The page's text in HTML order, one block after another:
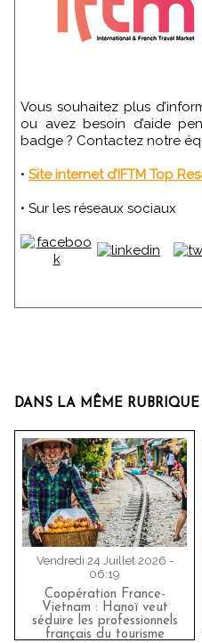
Vous souhaitez plus d’informations pour visiter le salon
ou avez besoin d’aide
badge ? Contactez notre
• Site internet d’IFTM Top
• Sur les réseaux sociaux
DANS LA MÊME RUBRIQUE
Vendredi 24 Juillet 2026 -
06:19
Coopération France-
Vietnam : Hanoï veut
séduire les professionnels
français du tourisme